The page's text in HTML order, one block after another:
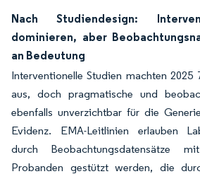
Nach Studiendesign:
dominieren, aber
an Bedeutung
Interventionelle Studien machten 2025
aus, doch pragmatische und
ebenfalls unverzichtbar für die
Evidenz. EMA-Leitlinien erlauben
durch Beobachtungsdatensätze
Probanden gestützt werden, die